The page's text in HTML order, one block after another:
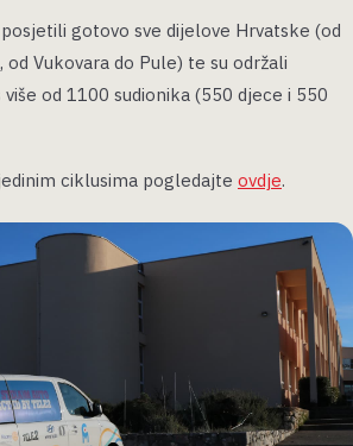
gotovo sve dijelove Hrvatske (od
od Vukovara do Pule) te su održali
od 1100 sudionika (550 djece i 550
ciklusima pogledajte ovdje.